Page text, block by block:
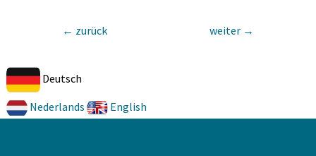
← zurück weiter →
Deutsch
Nederlands English